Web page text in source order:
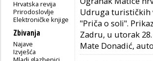
Hrvatska revija
Prirodoslovlje
Elektroničke knjige
Zbivanja
Najave
Izvješća
Udruga turističkih
"Priča o soli".
Zadru, u utorak
Mate Donadić,